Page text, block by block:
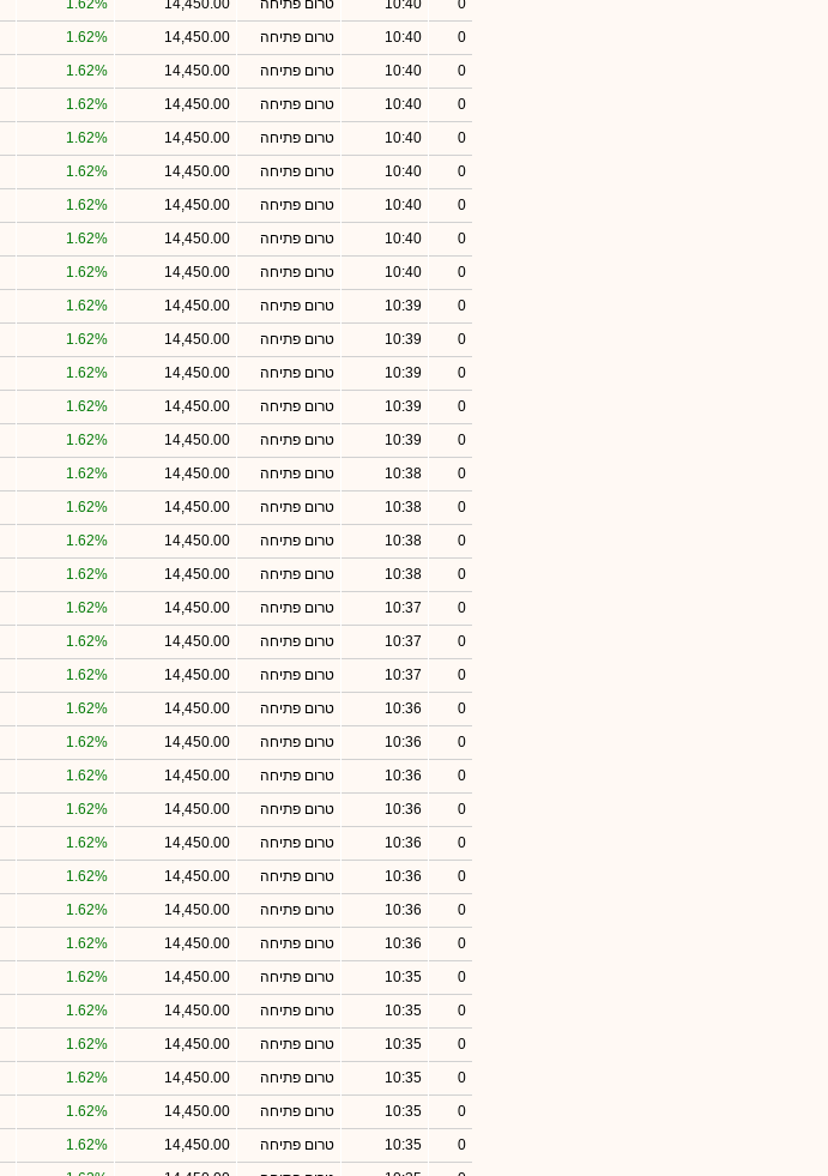
0
10:40 טרום פתיחה 14,450.00
1.62%
0
10:40 טרום פתיחה 14,450.00
1.62%
0
10:40 טרום פתיחה 14,450.00
1.62%
0
10:40 טרום פתיחה 14,450.00
1.62%
0
10:40 טרום פתיחה 14,450.00
1.62%
0
10:40 טרום פתיחה 14,450.00
1.62%
0
10:40 טרום פתיחה 14,450.00
1.62%
0
10:40 טרום פתיחה 14,450.00
1.62%
0
10:40 טרום פתיחה 14,450.00
1.62%
0
10:39 טרום פתיחה 14,450.00
1.62%
0
10:39 טרום פתיחה 14,450.00
1.62%
0
10:39 טרום פתיחה 14,450.00
1.62%
0
10:39 טרום פתיחה 14,450.00
1.62%
0
10:39 טרום פתיחה 14,450.00
1.62%
0
10:38 טרום פתיחה 14,450.00
1.62%
0
10:38 טרום פתיחה 14,450.00
1.62%
0
10:38 טרום פתיחה 14,450.00
1.62%
0
10:38 טרום פתיחה 14,450.00
1.62%
0
10:37 טרום פתיחה 14,450.00
1.62%
0
10:37 טרום פתיחה 14,450.00
1.62%
0
10:37 טרום פתיחה 14,450.00
1.62%
0
10:36 טרום פתיחה 14,450.00
1.62%
0
10:36 טרום פתיחה 14,450.00
1.62%
0
10:36 טרום פתיחה 14,450.00
1.62%
0
10:36 טרום פתיחה 14,450.00
1.62%
0
10:36 טרום פתיחה 14,450.00
1.62%
0
10:36 טרום פתיחה 14,450.00
1.62%
0
10:36 טרום פתיחה 14,450.00
1.62%
0
10:36 טרום פתיחה 14,450.00
1.62%
0
10:35 טרום פתיחה 14,450.00
1.62%
0
10:35 טרום פתיחה 14,450.00
1.62%
0
10:35 טרום פתיחה 14,450.00
1.62%
0
10:35 טרום פתיחה 14,450.00
1.62%
0
10:35 טרום פתיחה 14,450.00
1.62%
0
10:35 טרום פתיחה 14,450.00
1.62%